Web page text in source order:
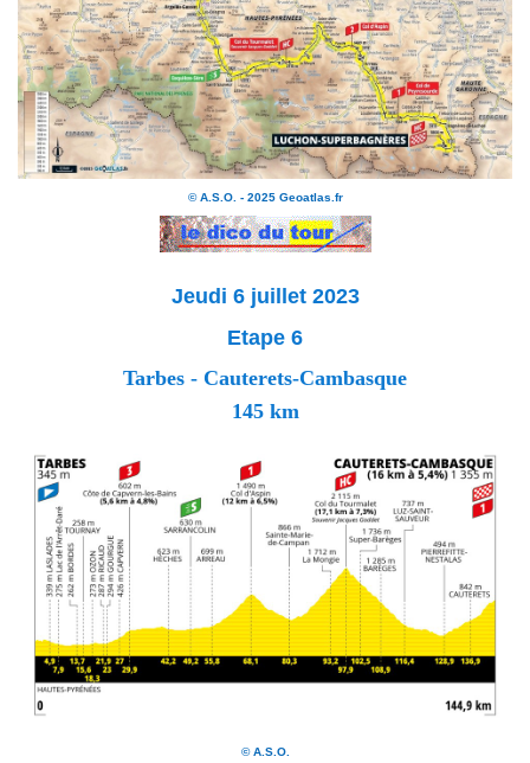
© A.S.O. - 2025 Geoatlas.fr
Jeudi 6 juillet 2023
Etape 6
Tarbes - Cauterets-Cambasque
145 km
© A.S.O.